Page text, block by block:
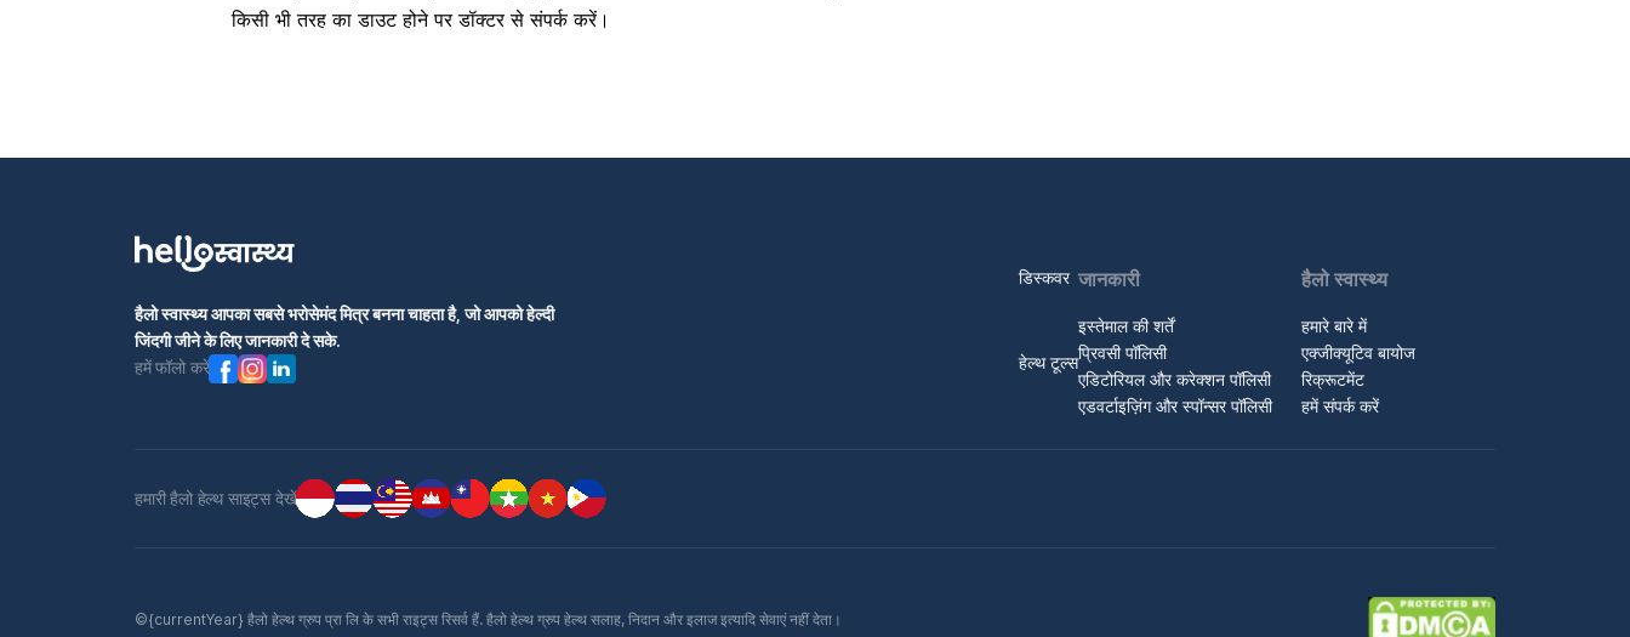
किसी भी तरह का डाउट होने पर डॉक्टर से संपर्क करें।
हैलो स्वास्थ्य आपका सबसे भरोसेमंद मित्र बनना चाहता है, जो आपको हेल्दी
जिंदगी जीने के लिए जानकारी दे सके.
हमें फॉलो करें
डिस्कवर
हेल्थ टूल्स
जानकारी
इस्तेमाल की शर्तें
प्रिवसी पॉलिसी
एडिटोरियल और करेक्शन पॉलिसी
एडवर्टाइज़िंग और स्पॉन्सर पॉलिसी
हैलो स्वास्थ्य
हमारे बारे में
एक्जीक्यूटिव बायोज
रिक्रूटमेंट
हमें संपर्क करें
हमारी हैलो हेल्थ साइट्स देखें
©{currentYear} हैलो हेल्थ ग्रुप प्रा लि के सभी राइट्स रिसर्व हैं. हैलो हेल्थ ग्रुप हेल्थ सलाह, निदान और इलाज इत्यादि सेवाएं नहीं देता।